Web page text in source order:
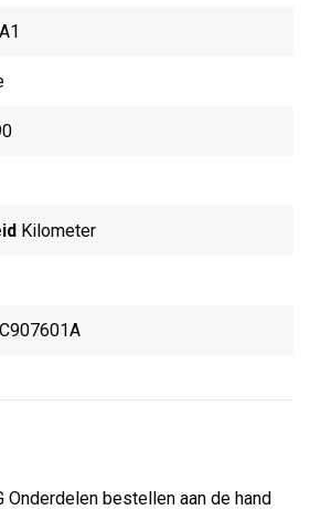
A1
Kilometer
Onderdelen bestellen aan de hand